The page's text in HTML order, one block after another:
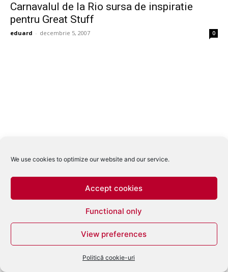
We use cookies to optimize our website and our service.
Accept cookies
Functional only
View preferences
Politică cookie-uri
Carnavalul de la Rio sursa de inspiratie
pentru Great Stuff
eduard - decembrie 5, 2007 0